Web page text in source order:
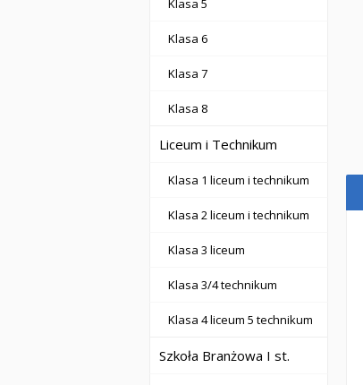
Klasa 5
Klasa 6
Klasa 7
Klasa 8
Liceum i Technikum
Klasa 1 liceum i technikum
Klasa 2 liceum i technikum
Klasa 3 liceum
Klasa 3/4 technikum
Klasa 4 liceum 5 technikum
Szkoła Branżowa I st.